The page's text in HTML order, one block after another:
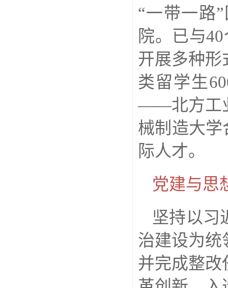
“一带一路
院。已与
开展多种形
类留学生
——北方工
械制造大学
际人才。
党建与思
坚持以习
治建设为统
并完成整改